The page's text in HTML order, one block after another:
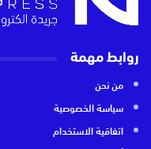
روابط مهمة
من نحن
سياسة الخصوصية
اتفاقية الاستخدام